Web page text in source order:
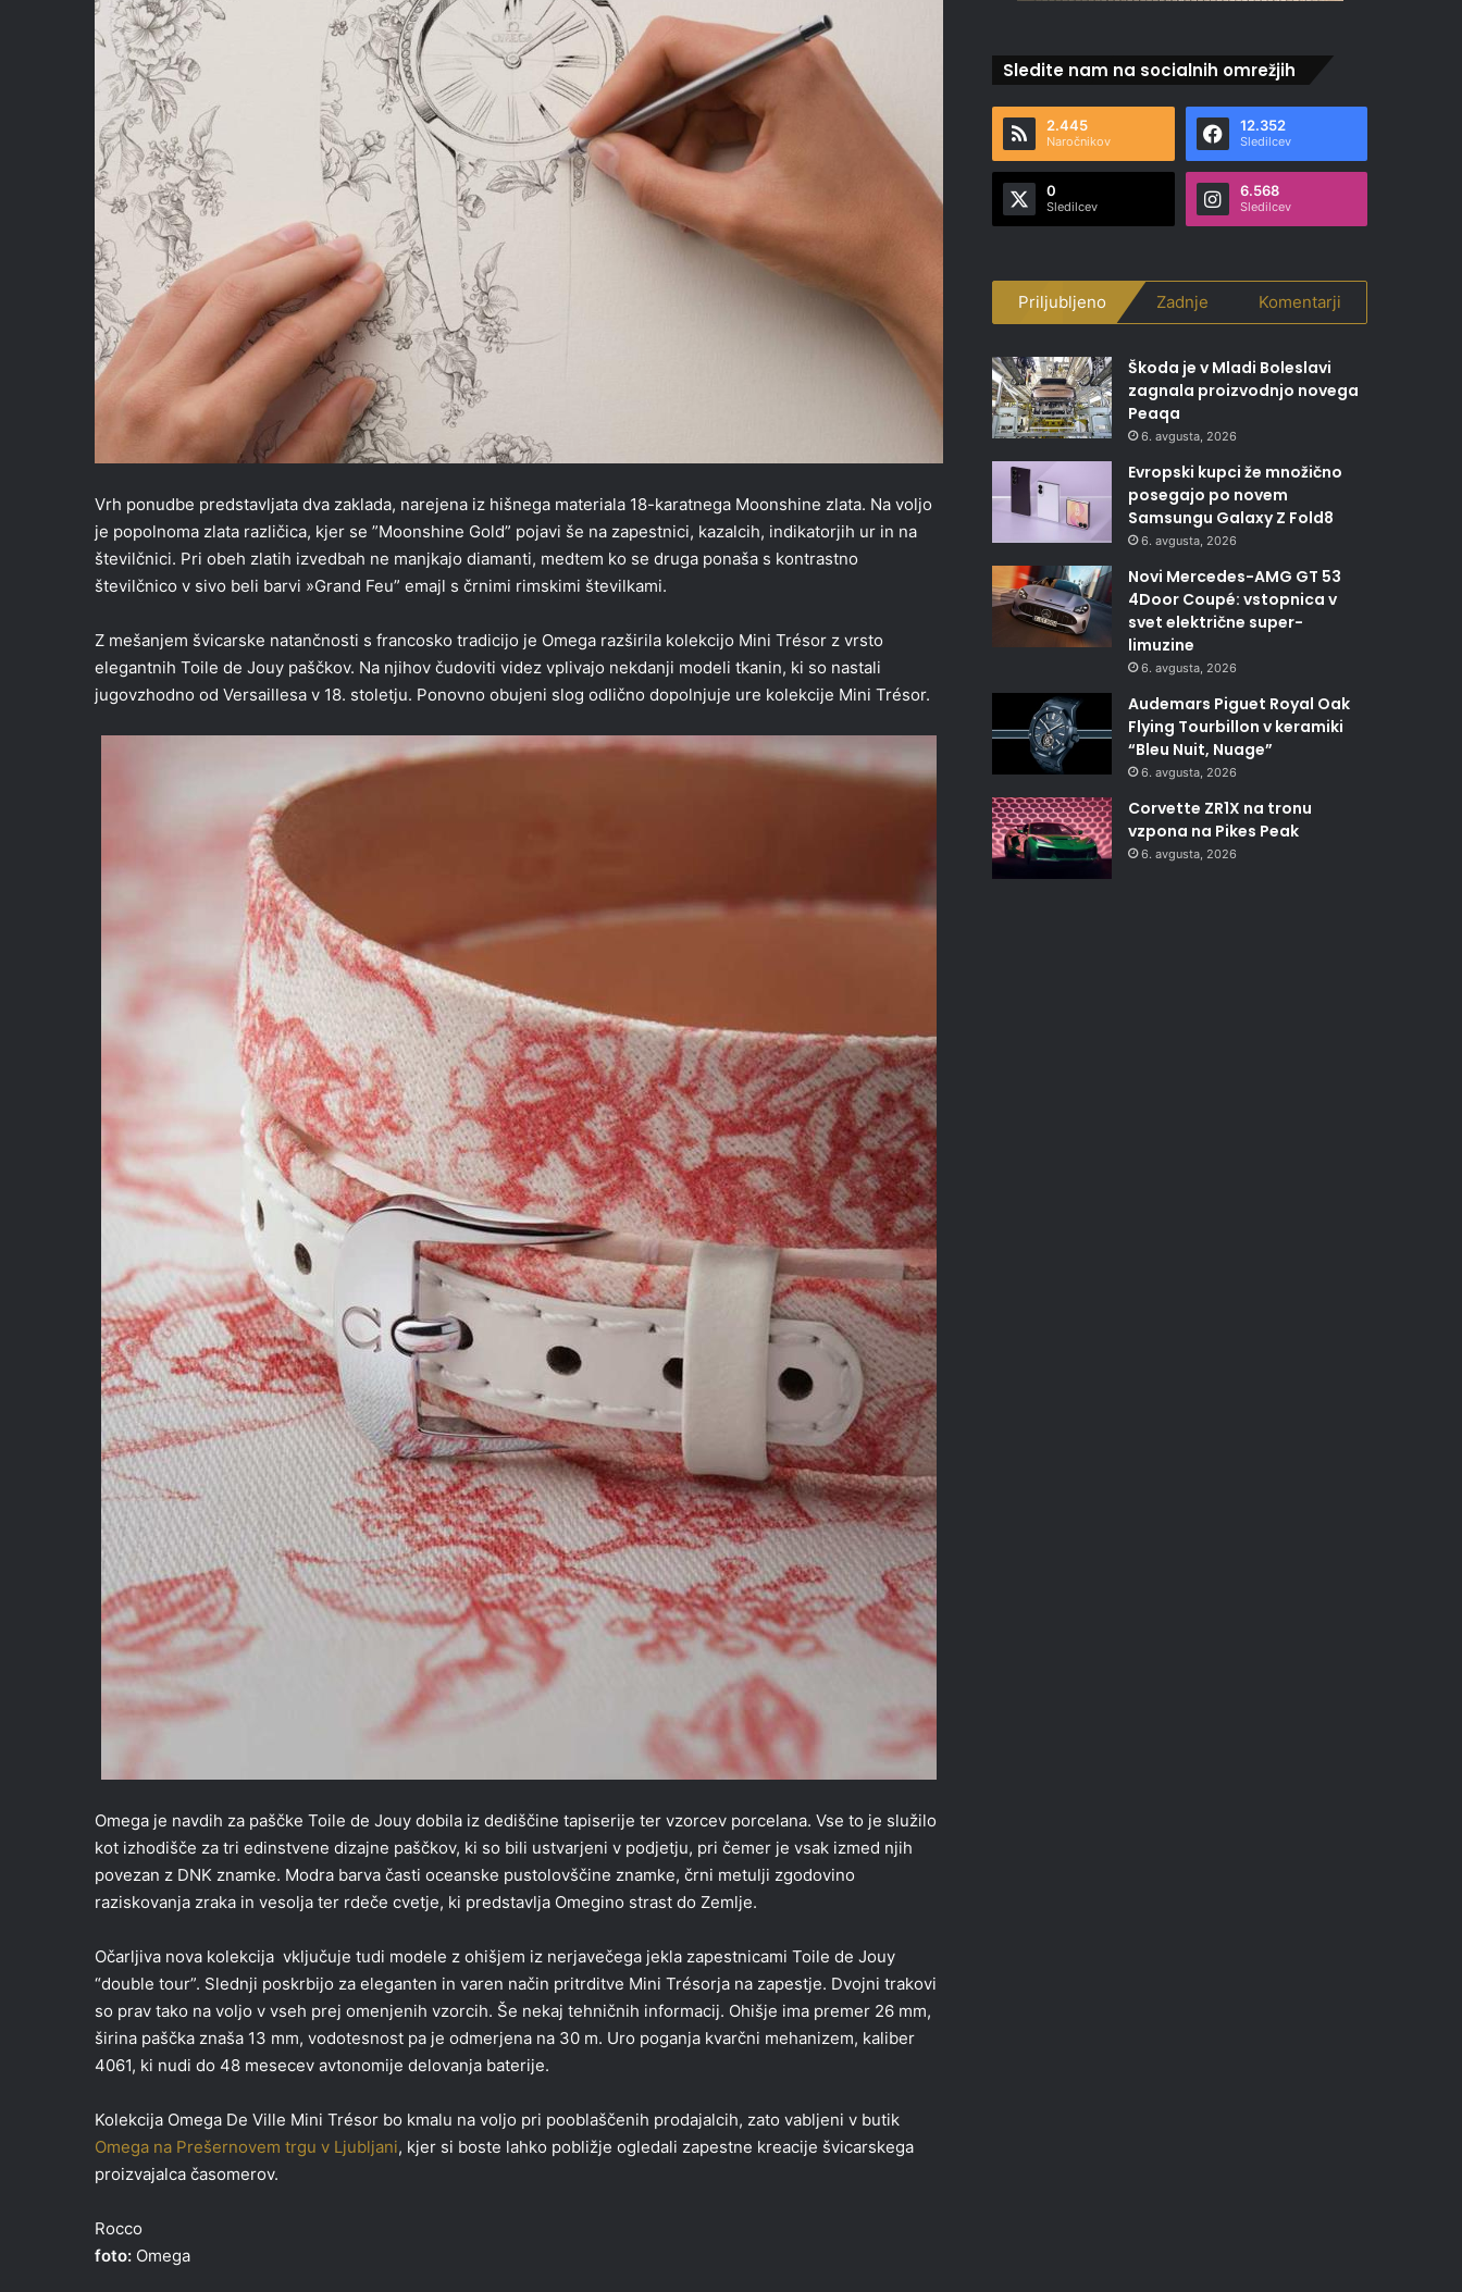
Vrh ponudbe predstavljata dva zaklada, narejena iz hišnega materiala 18-karatnega Moonshine zlata. Na voljo
je popolnoma zlata različica, kjer se ”Moonshine Gold” pojavi še na zapestnici, kazalcih, indikatorjih ur in na
številčnici. Pri obeh zlatih izvedbah ne manjkajo diamanti, medtem ko se druga ponaša s kontrastno
številčnico v sivo beli barvi »Grand Feu” emajl s črnimi rimskimi številkami.
Z mešanjem švicarske natančnosti s francosko tradicijo je Omega razširila kolekcijo Mini Trésor z vrsto
elegantnih Toile de Jouy paščkov. Na njihov čudoviti videz vplivajo nekdanji modeli tkanin, ki so nastali
jugovzhodno od Versaillesa v 18. stoletju. Ponovno obujeni slog odlično dopolnjuje ure kolekcije Mini Trésor.
Omega je navdih za paščke Toile de Jouy dobila iz dediščine tapiserije ter vzorcev porcelana. Vse to je služilo
kot izhodišče za tri edinstvene dizajne paščkov, ki so bili ustvarjeni v podjetju, pri čemer je vsak izmed njih
povezan z DNK znamke. Modra barva časti oceanske pustolovščine znamke, črni metulji zgodovino
raziskovanja zraka in vesolja ter rdeče cvetje, ki predstavlja Omegino strast do Zemlje.
Očarljiva nova kolekcija vključuje tudi modele z ohišjem iz nerjavečega jekla zapestnicami Toile de Jouy
“double tour”. Slednji poskrbijo za eleganten in varen način pritrditve Mini Trésorja na zapestje. Dvojni trakovi
so prav tako na voljo v vseh prej omenjenih vzorcih. Še nekaj tehničnih informacij. Ohišje ima premer 26 mm,
širina paščka znaša 13 mm, vodotesnost pa je odmerjena na 30 m. Uro poganja kvarčni mehanizem, kaliber
4061, ki nudi do 48 mesecev avtonomije delovanja baterije.
Kolekcija Omega De Ville Mini Trésor bo kmalu na voljo pri pooblaščenih prodajalcih, zato vabljeni v butik
Omega na Prešernovem trgu v Ljubljani, kjer si boste lahko pobližje ogledali zapestne kreacije švicarskega
proizvajalca časomerov.
Rocco
foto: Omega
Sledite nam na socialnih omrežjih
2.445
Naročnikov
12.352
Sledilcev
0
Sledilcev
6.568
Sledilcev
Priljubljeno Zadnje Komentarji
Škoda je v Mladi Boleslavi
zagnala proizvodnjo novega
Peaqa
6. avgusta, 2026
Evropski kupci že množično
posegajo po novem
Samsungu Galaxy Z Fold8
6. avgusta, 2026
Novi Mercedes-AMG GT 53
4Door Coupé: vstopnica v
svet električne super-
limuzine
6. avgusta, 2026
Audemars Piguet Royal Oak
Flying Tourbillon v keramiki
“Bleu Nuit, Nuage”
6. avgusta, 2026
Corvette ZR1X na tronu
vzpona na Pikes Peak
6. avgusta, 2026